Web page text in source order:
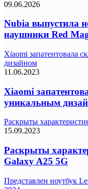
09.06.2026
Nubia выпустила
наушники Red
Xiaomi запатентовала
дизайном
11.06.2023
Xiaomi
уникальным
Раскрыты
15.09.2023
Раскрыты
Galaxy A25 5G
Представлен ноутбук